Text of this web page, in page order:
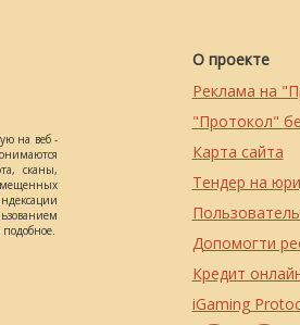
на веб -
сканы,
О проекте
Реклама на
"Протокол"
Карта сайта
Тендер на
Допомогти
Кредит
iGaming